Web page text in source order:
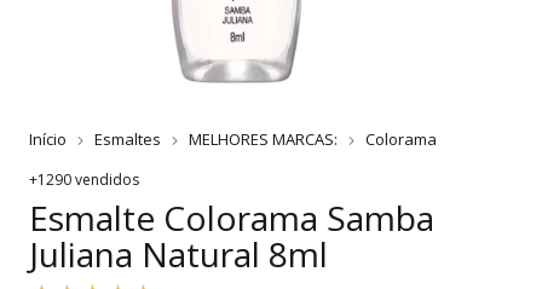
Início Esmaltes MELHORES MARCAS: Colorama
+1290 vendidos
Esmalte Colorama Samba
Juliana Natural 8ml